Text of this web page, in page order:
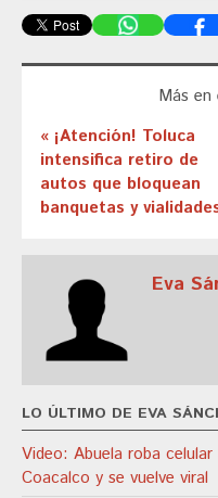
Más
« ¡Atención! Toluca
intensifica retiro de
autos que bloquean
banquetas y
Eva
LO ÚLTIMO DE EVA
Video: Abuela roba
Coacalco y se vuelve viral